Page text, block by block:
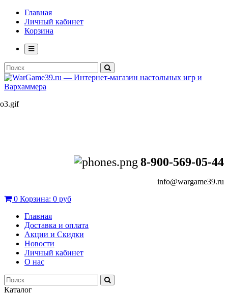
Главная
Личный кабинет
Корзина
8-900-569-05-44
info@wargame39.ru
0 Корзина: 0 руб
Главная
Доставка и оплата
Акции и Скидки
Новости
Личный кабинет
О нас
Каталог